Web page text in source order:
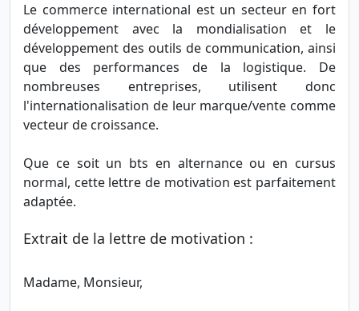
Le commerce international est un secteur en fort
développement avec la mondialisation et le
développement des outils de communication, ainsi
que des performances de la logistique. De
nombreuses entreprises, utilisent donc
l'internationalisation de leur marque/vente comme
vecteur de croissance.
Que ce soit un bts en alternance ou en cursus
normal, cette lettre de motivation est parfaitement
adaptée.
Extrait de la lettre de motivation :
Madame, Monsieur,